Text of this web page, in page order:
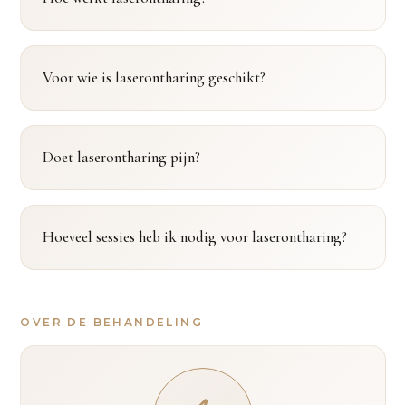
Voor wie is laserontharing geschikt?
Doet laserontharing pijn?
Hoeveel sessies heb ik nodig voor laserontharing?
OVER DE BEHANDELING